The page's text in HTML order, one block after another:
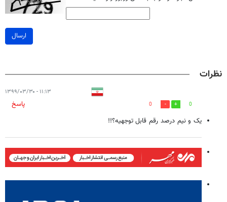
ارسال
نظرات
۱۱:۱۳ - ۱۳۹۹/۰۳/۳۰
0
0
پاسخ
یک و نیم درصد رقم قابل توجهیه؟!!